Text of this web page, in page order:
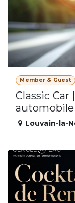
Member & Guest
Classic Car
automobile
Louvain-la-